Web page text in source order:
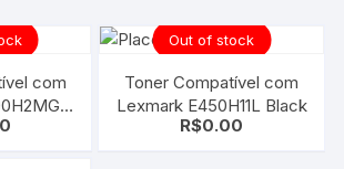
com
Out of stock
Toner Compatível com
Lexmark E450H11L Black
R$0.00